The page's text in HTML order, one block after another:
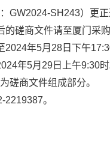
GW2024-SH243）更
磋商文件请至厦门采
2024年5月28日下午
年5月29日上午9:30
磋商文件组成部分。
。